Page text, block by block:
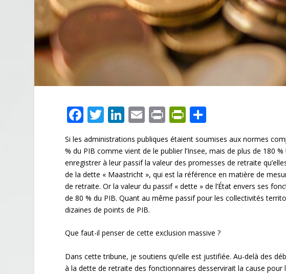
F
ac
e
b
o
o
k
T
w
itt
er
Li
k
e
dI
n
E
m
ai
l
Pr
in
t
Pr
in
tF
ri
e
n
y
ar
ta
g
er
Si les administrations publiques étaient soumises aux normes
% du PIB comme vient de le publier l’Insee, mais de plus de 180
enregistrer à leur passif la valeur des promesses de retraite
de la dette « Maastricht », qui est la référence en matière de
de retraite. Or la valeur du passif « dette » de l’État envers ses
de 80 % du PIB. Quant au même passif pour les collectivités
dizaines de points de PIB.
Que faut-il penser de cette exclusion massive ?
Dans cette tribune, je soutiens qu’elle est justifiée. Au-delà des
à la dette de retraite des fonctionnaires desservirait la cause pour